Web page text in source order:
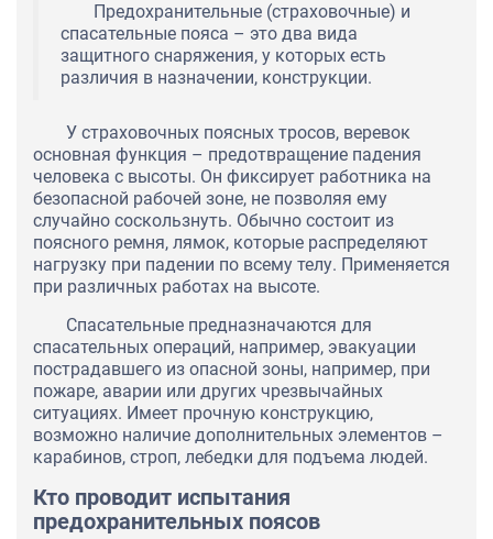
Предохранительные (страховочные) и
спасательные пояса – это два вида
защитного снаряжения, у которых есть
различия в назначении, конструкции.
У страховочных поясных тросов, веревок
основная функция – предотвращение падения
человека с высоты. Он фиксирует работника на
безопасной рабочей зоне, не позволяя ему
случайно соскользнуть. Обычно состоит из
поясного ремня, лямок, которые распределяют
нагрузку при падении по всему телу. Применяется
при различных работах на высоте.
Спасательные предназначаются для
спасательных операций, например, эвакуации
пострадавшего из опасной зоны, например, при
пожаре, аварии или других чрезвычайных
ситуациях. Имеет прочную конструкцию,
возможно наличие дополнительных элементов –
карабинов, строп, лебедки для подъема людей.
Кто проводит испытания
предохранительных поясов